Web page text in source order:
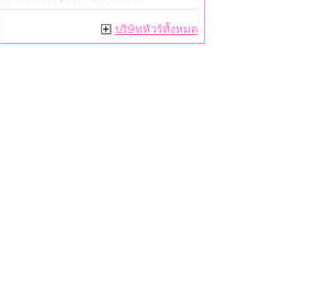
บริษัททัวร์ทั้งหมด